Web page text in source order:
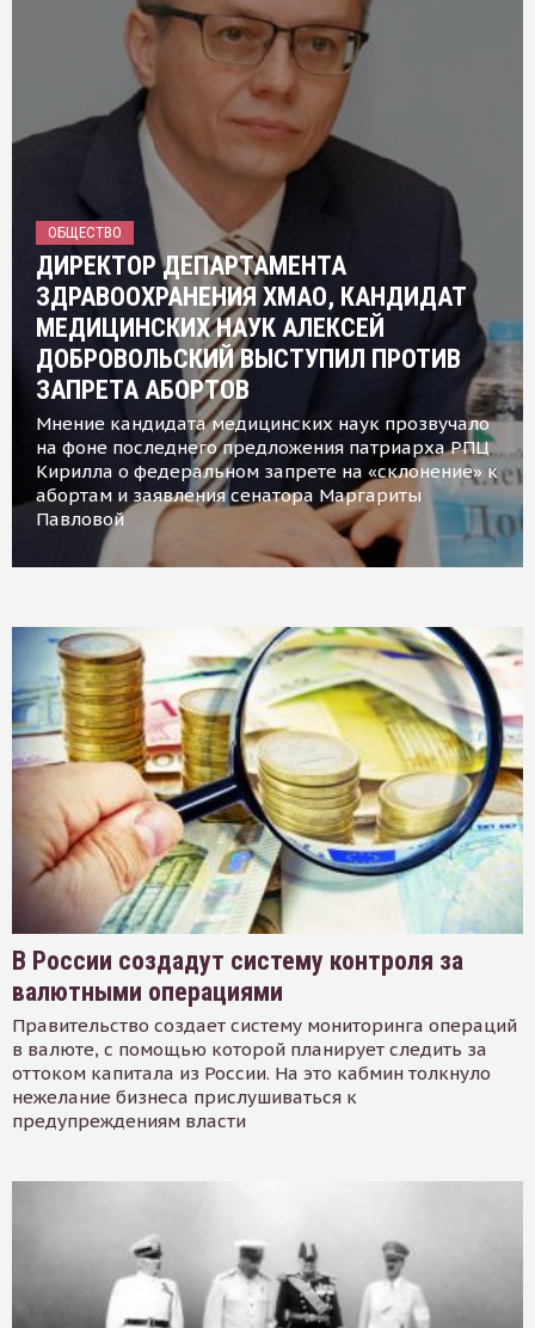
ОБЩЕСТВО
ДИРЕКТОР ДЕПАРТАМЕНТА
ЗДРАВООХРАНЕНИЯ ХМАО, КАНДИДАТ
МЕДИЦИНСКИХ НАУК АЛЕКСЕЙ
ДОБРОВОЛЬСКИЙ ВЫСТУПИЛ ПРОТИВ
ЗАПРЕТА АБОРТОВ
Мнение кандидата медицинских наук прозвучало
на фоне последнего предложения патриарха РПЦ
Кирилла о федеральном запрете на «склонение» к
абортам и заявления сенатора Маргариты
Павловой
В России создадут систему контроля за
валютными операциями
Правительство создает систему мониторинга операций
в валюте, с помощью которой планирует следить за
оттоком капитала из России. На это кабмин толкнуло
нежелание бизнеса прислушиваться к
предупреждениям власти